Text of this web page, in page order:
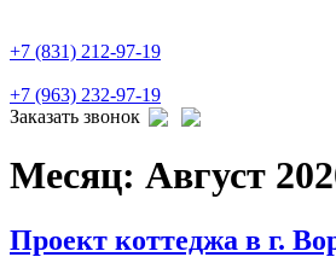
+7 (831) 212-97-19
+7 (963) 232-97-19
Заказать звонок
Месяц: Август
Проект коттеджа в г.